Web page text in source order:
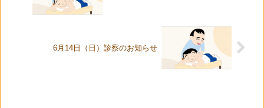
6月14日（日）診察のお知らせ